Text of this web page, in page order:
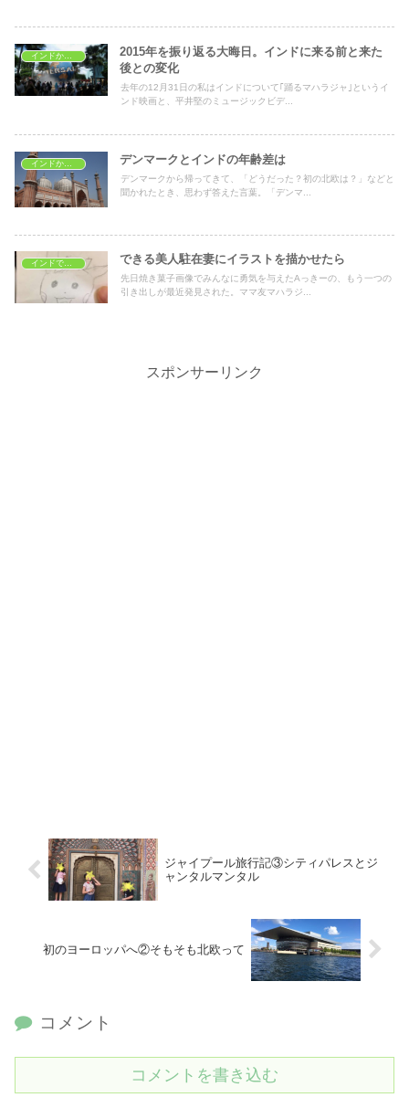
インドから海外旅行
2015年を振り返る大晦日。インドに来る前と来た
後との変化
去年の12月31日の私はインドについて｢踊るマハラジャ｣というイ
ンド映画と、平井堅のミュージックビデ...
インドから海外旅行 デンマークとインドの年齢差は
デンマークから帰ってきて、「どうだった？初の北欧は？」などと
聞かれたとき、思わず答えた言葉。「デンマ...
インドで子育て できる美人駐在妻にイラストを描かせたら
先日焼き菓子画像でみんなに勇気を与えたAっきーの、もう一つの
引き出しが最近発見された。ママ友マハラジ...
スポンサーリンク
ジャイプール旅行記③シティパレスとジ
ャンタルマンタル
初のヨーロッパへ②そもそも北欧って
コメント
コメントを書き込む